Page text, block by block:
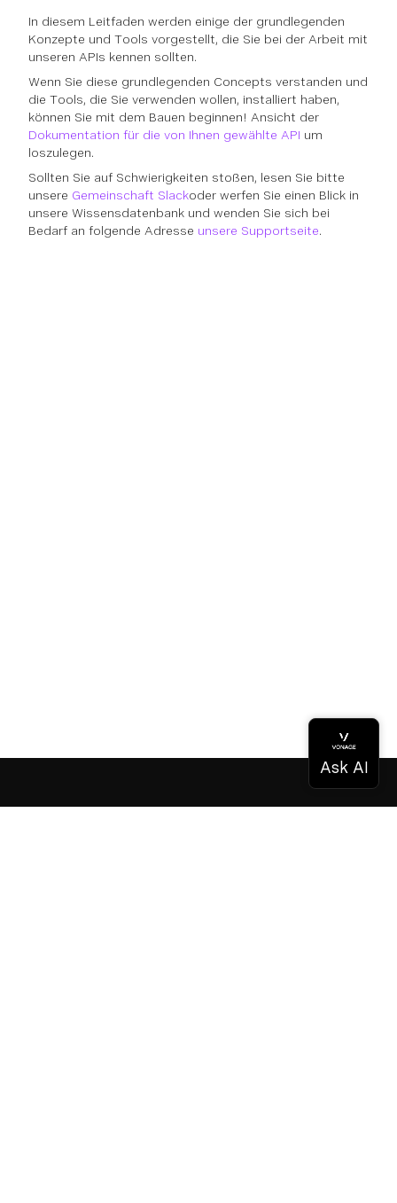
In diesem Leitfaden werden einige der grundlegenden
Konzepte und Tools vorgestellt, die Sie bei der Arbeit mit
unseren APIs kennen sollten.
Wenn Sie diese grundlegenden Concepts verstanden und
die Tools, die Sie verwenden wollen, installiert haben,
können Sie mit dem Bauen beginnen! Ansicht der
Dokumentation für die von Ihnen gewählte API um
loszulegen.
Sollten Sie auf Schwierigkeiten stoßen, lesen Sie bitte
unsere Gemeinschaft Slackoder werfen Sie einen Blick in
unsere Wissensdatenbank und wenden Sie sich bei
Bedarf an folgende Adresse unsere Supportseite.